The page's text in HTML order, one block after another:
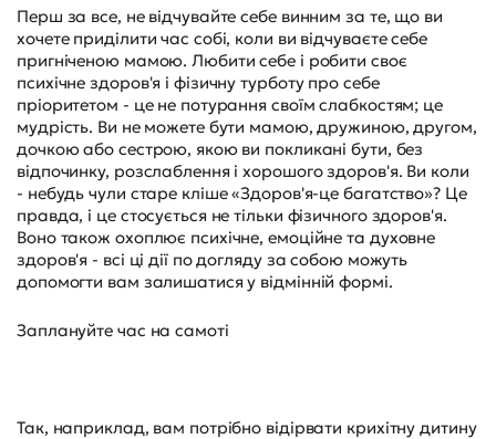
Перш за все, не відчувайте себе винним за те, що ви
хочете приділити час собі, коли ви відчуваєте себе
пригніченою мамою. Любити себе і робити своє
психічне здоров'я і фізичну турботу про себе
пріоритетом - це не потурання своїм слабкостям; це
мудрість. Ви не можете бути мамою, дружиною, другом,
дочкою або сестрою, якою ви покликані бути, без
відпочинку, розслаблення і хорошого здоров'я. Ви коли
- небудь чули старе кліше «Здоров'я-це багатство»? Це
правда, і це стосується не тільки фізичного здоров'я.
Воно також охоплює психічне, емоційне та духовне
здоров'я - всі ці дії по догляду за собою можуть
допомогти вам залишатися у відмінній формі.
Заплануйте час на самоті
Так, наприклад, вам потрібно відірвати крихітну дитину